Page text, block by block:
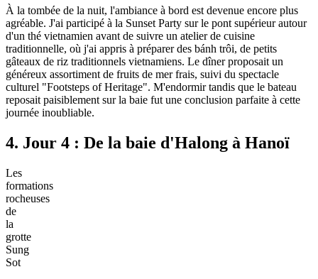
À la tombée de la nuit, l'ambiance à bord est devenue encore plus
agréable. J'ai participé à la Sunset Party sur le pont supérieur autour
d'un thé vietnamien avant de suivre un atelier de cuisine
traditionnelle, où j'ai appris à préparer des bánh trôi, de petits
gâteaux de riz traditionnels vietnamiens. Le dîner proposait un
généreux assortiment de fruits de mer frais, suivi du spectacle
culturel "Footsteps of Heritage". M'endormir tandis que le bateau
reposait paisiblement sur la baie fut une conclusion parfaite à cette
journée inoubliable.
4. Jour 4 : De la baie d'Halong à Hanoï
Les
formations
rocheuses
de
la
grotte
Sung
Sot